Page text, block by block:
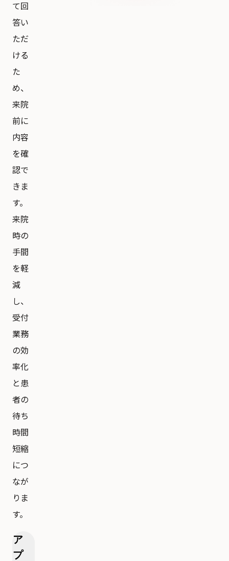
て回
答い
ただ
ける
た
め、
来院
前に
内容
を確
認で
きま
す。
来院
時の
手間
を軽
減
し、
受付
業務
の効
率化
と患
者の
待ち
時間
短縮
につ
なが
りま
す。
ア
プ